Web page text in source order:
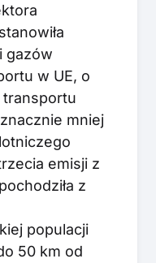
gazów
w UE, o
transportu
mniej
emisji z
z
populacji
50 km od